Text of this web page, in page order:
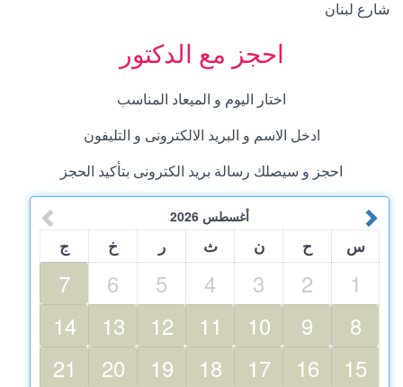
شارع لبنان
احجز مع الدكتور
اختار اليوم و الميعاد المناسب
ادخل الاسم و البريد الالكترونى و التليفون
احجز و سيصلك رسالة بريد الكترونى بتأكيد الحجز
أغسطس 2026
س ح ن ث ر خ ج
1
2
3
4
5
6
7
8
9
10
11
12
13
14
15
16
17
18
19
20
21